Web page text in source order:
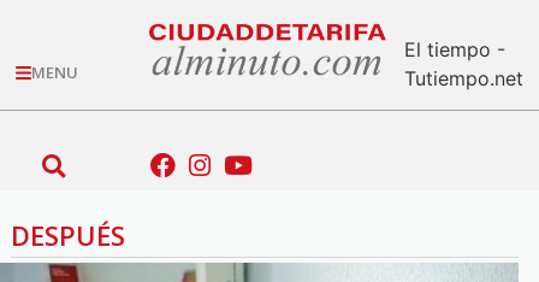
MENU
El tiempo -
Tutiempo.net
DESPUÉS